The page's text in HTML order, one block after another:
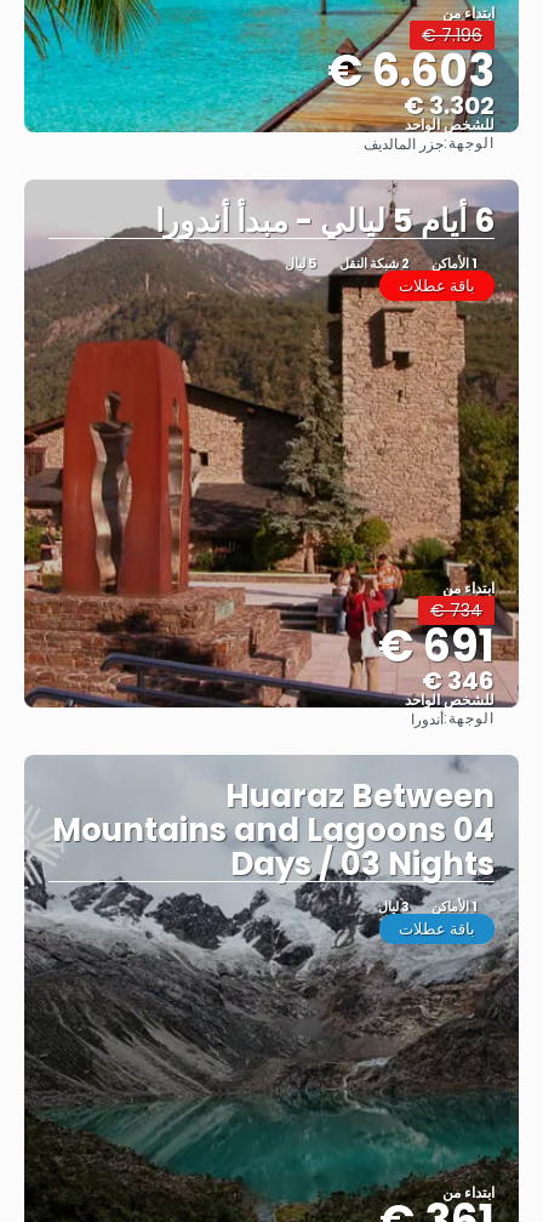
ابتداء من
7.196 €
6.603 €
3.302 €
للشخص الواحد
الوجهة:جزر المالديف
6 أيام 5 ليالي - مبدأ أندورا
1 الأماكن 2 شبكة النقل 5 ليال
باقة عطلات
ابتداء من
734 €
691 €
346 €
للشخص الواحد
الوجهة:أندورا
Huaraz Between
Mountains and Lagoons 04
Days / 03 Nights
1 الأماكن 3 ليال
باقة عطلات
ابتداء من